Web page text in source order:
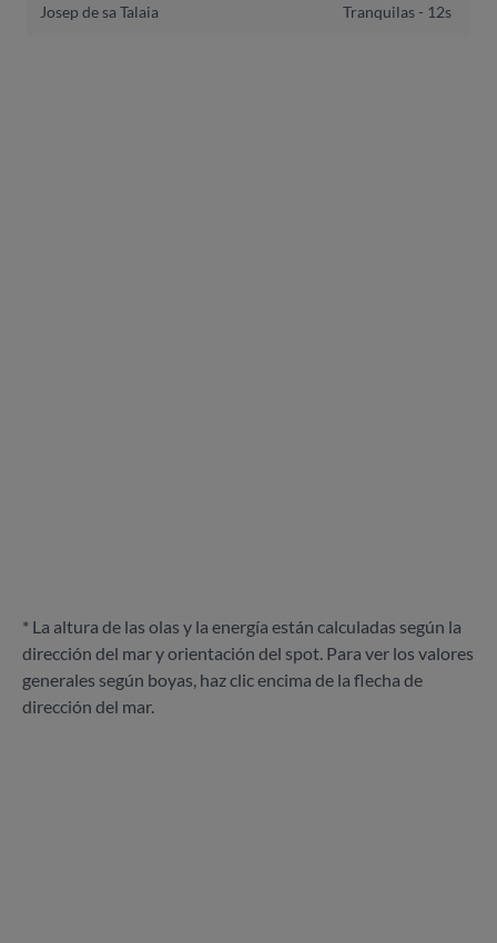
Josep de sa Talaia
Tranquilas - 12s
* La altura de las olas y la energía están calculadas según la
dirección del mar y orientación del spot. Para ver los valores
generales según boyas, haz clic encima de la flecha de
dirección del mar.